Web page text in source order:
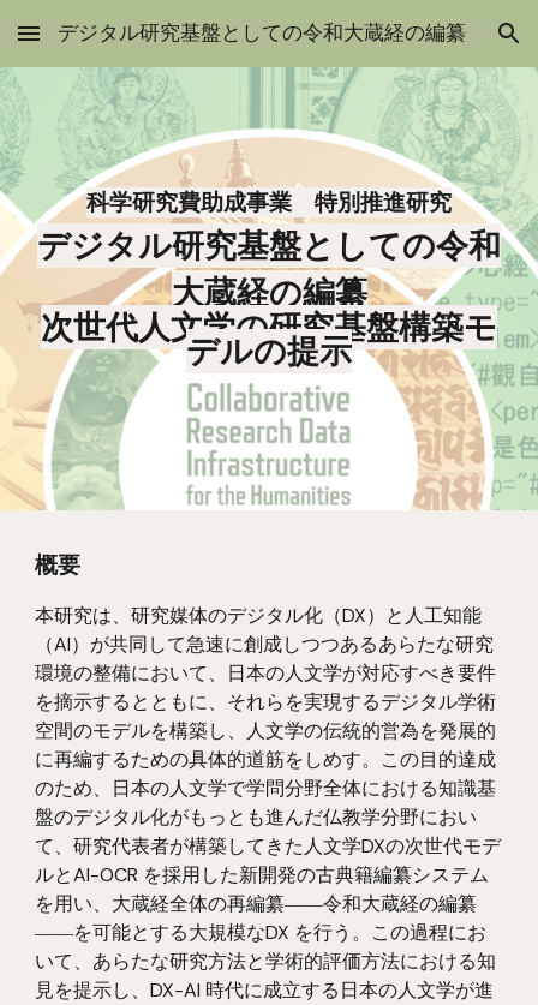
Skip to main content Skip to navigation
デジタル研究基盤としての令和大蔵経の編纂
科学研究費助成事業 特別推進研究
デジタル研究基盤としての令和
大蔵経の編纂
次世代人文学の研究基盤構築モ
デルの提示
概要
本研究は、研究媒体のデジタル化（DX）と人工知能
（AI）が共同して急速に創成しつつあるあらたな研究
環境の整備において、日本の人文学が対応すべき要件
を摘示するとともに、それらを実現するデジタル学術
空間のモデルを構築し、人文学の伝統的営為を発展的
に再編するための具体的道筋をしめす。この目的達成
のため、日本の人文学で学問分野全体における知識基
盤のデジタル化がもっとも進んだ仏教学分野におい
て、研究代表者が構築してきた人文学DXの次世代モデ
ルとAI-OCR を採用した新開発の古典籍編纂システム
を用い、大蔵経全体の再編纂――令和大蔵経の編纂
――を可能とする大規模なDX を行う。この過程にお
いて、あらたな研究方法と学術的評価方法における知
見を提示し、DX-AI 時代に成立する日本の人文学が進